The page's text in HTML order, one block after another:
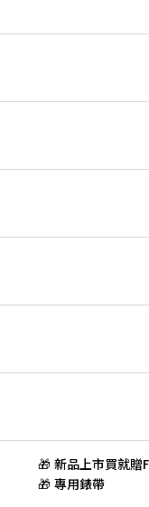
🎁 新品上市買就
🎁 專用錶帶